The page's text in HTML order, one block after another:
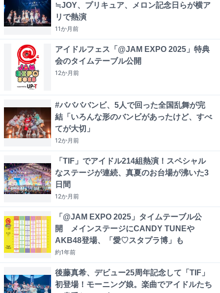
≒JOY、プリキュア、メロン記念日らが横ア
リで熱演
11か月前
アイドルフェス「@JAM EXPO 2025」特典
会のタイムテーブル公開
12か月前
#ババババンビ、5人で回った全国乱舞が完
結「いろんな形のバンビがあったけど、すべ
てが大切」
12か月前
「TIF」でアイドル214組熱演！スペシャル
なステージが連続、真夏のお台場が沸いた3
日間
12か月前
「@JAM EXPO 2025」タイムテーブル公
開 メインステージにCANDY TUNEや
AKB48登場、「愛♡スタプラ博」も
約1年前
後藤真希、デビュー25周年記念して「TIF」
初登場！モーニング娘。楽曲でアイドルたち